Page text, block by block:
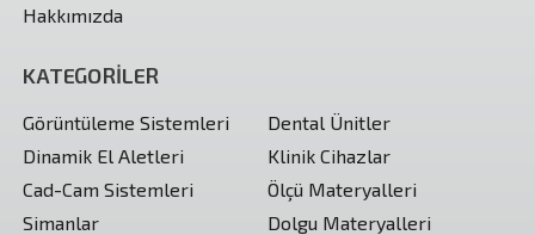
Hakkımızda
KATEGORİLER
Görüntüleme Sistemleri
Dental Ünitler
Dinamik El Aletleri
Klinik Cihazlar
Cad-Cam Sistemleri
Ölçü Materyalleri
Simanlar
Dolgu Materyalleri